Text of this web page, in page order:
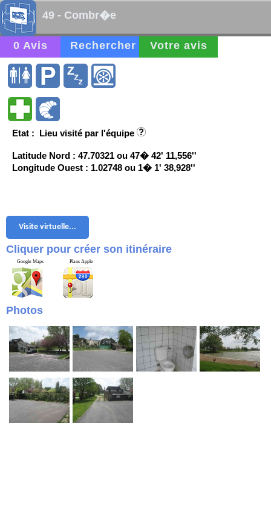
49 - Combr�e
0 Avis Rechercher Votre avis
Etat : Lieu visité par l'équipe
Latitude Nord : 47.70321 ou 47� 42' 11,556''
Longitude Ouest : 1.02748 ou 1� 1' 38,928''
Visite virtuelle...
Cliquer pour créer son itinéraire
Google Maps Plans Apple
Photos